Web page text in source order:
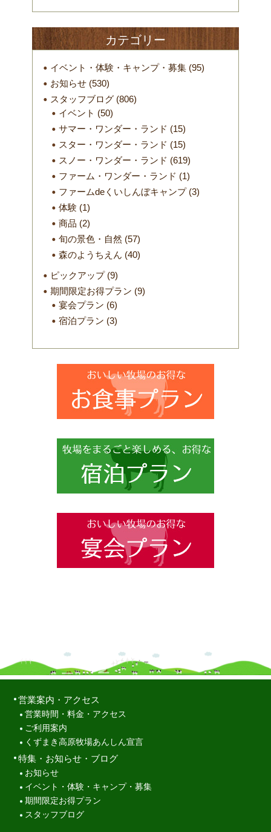
カテゴリー
イベント・体験・キャンプ・募集(95)
お知らせ(530)
スタッフブログ(806)
イベント (50)
サマー・ワンダー・ランド (15)
スター・ワンダー・ランド (15)
スノー・ワンダー・ランド (619)
ファーム・ワンダー・ランド (1)
ファームdeくいしんぼキャンプ(3)
体験 (1)
商品 (2)
旬の景色・自然 (57)
森のようちえん (40)
ピックアップ(9)
期間限定お得プラン (9)
宴会プラン (6)
宿泊プラン (3)
営業案内・アクセス
営業時間・料金・アクセス
ご利用案内
くずまき高原牧場あんしん宣言
特集・お知らせ・ブログ
お知らせ
イベント・体験・キャンプ・募集
期間限定お得プラン
スタッフブログ